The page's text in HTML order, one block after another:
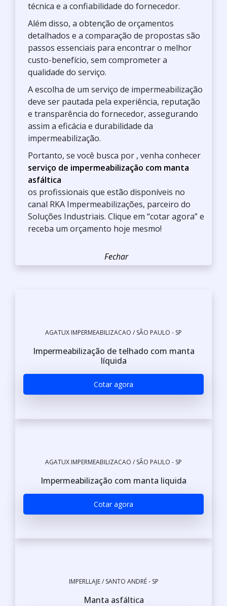
técnica e a confiabilidade do fornecedor.
Além disso, a obtenção de orçamentos
detalhados e a comparação de propostas são
passos essenciais para encontrar o melhor
custo-benefício, sem comprometer a
qualidade do serviço.
A escolha de um serviço de impermeabilização
deve ser pautada pela experiência, reputação
e transparência do fornecedor, assegurando
assim a eficácia e durabilidade da
impermeabilização.
Portanto, se você busca por
serviço de impermeabilização com manta
asfáltica
, venha conhecer
os profissionais que estão disponíveis no
canal RKA Impermeabilizações, parceiro do
Soluções Industriais. Clique em “cotar agora” e
receba um orçamento hoje mesmo!
AGATUX IMPERMEABILIZACAO / SÃO PAULO - SP
Impermeabilização de telhado com manta
líquida
Cotar agora
AGATUX IMPERMEABILIZACAO / SÃO PAULO - SP
Impermeabilização com manta liquida
Cotar agora
IMPERLLAJE / SANTO ANDRÉ - SP
Manta asfáltica